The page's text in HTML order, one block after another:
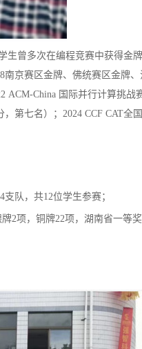
曾多次在编程竞赛中获得金
京赛区金牌、佛统赛区金牌
ACM-China 国际并行计算挑战
第七名）；2024 CCF CAT全
队，共12位学生参赛；
项，铜牌22项，湖南省一等奖